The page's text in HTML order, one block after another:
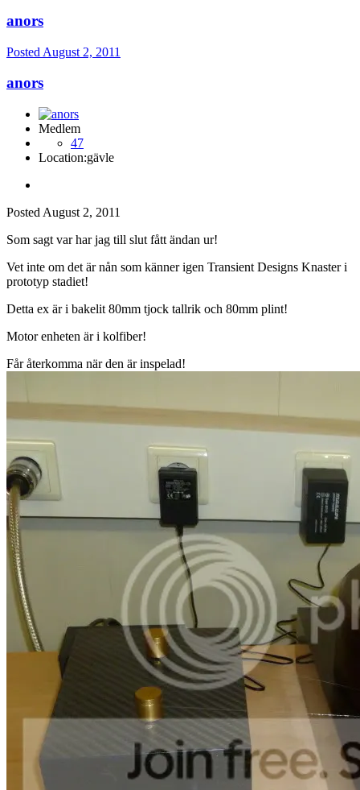
anors
Posted August 2, 2011
anors
Medlem
47
Location:gävle
Posted August 2, 2011
Som sagt var har jag till slut fått ändan ur!
Vet inte om det är nån som känner igen Transient Designs Knaster i
prototyp stadiet!
Detta ex är i bakelit 80mm tjock tallrik och 80mm plint!
Motor enheten är i kolfiber!
Får återkomma när den är inspelad!